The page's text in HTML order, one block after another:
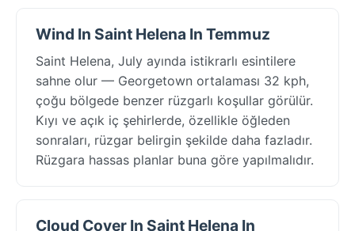
Wind In Saint Helena In Temmuz
Saint Helena, July ayında istikrarlı esintilere
sahne olur — Georgetown ortalaması 32 kph,
çoğu bölgede benzer rüzgarlı koşullar görülür.
Kıyı ve açık iç şehirlerde, özellikle öğleden
sonraları, rüzgar belirgin şekilde daha fazladır.
Rüzgara hassas planlar buna göre yapılmalıdır.
Cloud Cover In Saint Helena In